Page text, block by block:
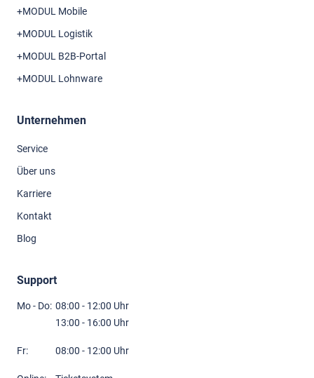
+MODUL Mobile
+MODUL Logistik
+MODUL B2B-Portal
+MODUL Lohnware
Unternehmen
Service
Über uns
Karriere
Kontakt
Blog
Support
Mo - Do: 08:00 - 12:00 Uhr
13:00 - 16:00 Uhr
Fr: 08:00 - 12:00 Uhr